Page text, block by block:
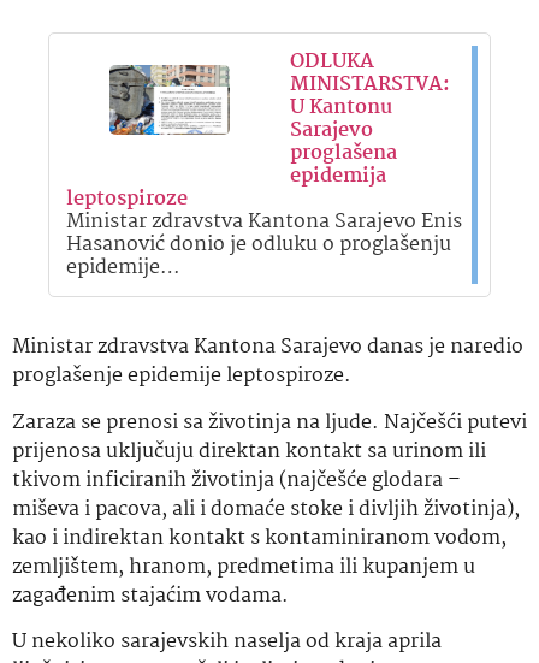
ODLUKA
MINISTARSTVA:
U Kantonu
Sarajevo
proglašena
epidemija
leptospiroze
Ministar zdravstva Kantona Sarajevo Enis
Hasanović donio je odluku o proglašenju
epidemije…
Ministar zdravstva Kantona Sarajevo danas je naredio
proglašenje epidemije leptospiroze.
Zaraza se prenosi sa životinja na ljude. Najčešći putevi
prijenosa uključuju direktan kontakt sa urinom ili
tkivom inficiranih životinja (najčešće glodara –
miševa i pacova, ali i domaće stoke i divljih životinja),
kao i indirektan kontakt s kontaminiranom vodom,
zemljištem, hranom, predmetima ili kupanjem u
zagađenim stajaćim vodama.
U nekoliko sarajevskih naselja od kraja aprila